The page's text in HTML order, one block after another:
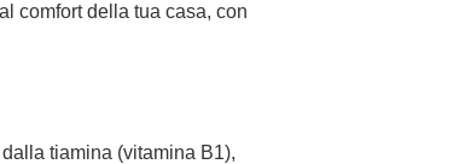
comfort della tua casa, con
tiamina (vitamina B1),